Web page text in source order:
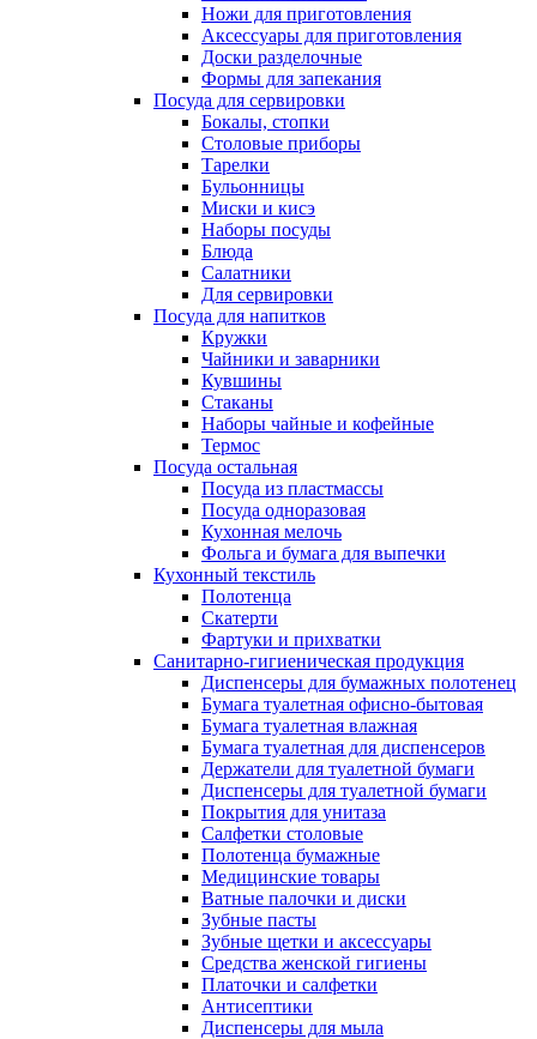
Ножи для приготовления
Аксессуары для приготовления
Доски разделочные
Формы для запекания
Посуда для сервировки
Бокалы, стопки
Столовые приборы
Тарелки
Бульонницы
Миски и кисэ
Наборы посуды
Блюда
Салатники
Для сервировки
Посуда для напитков
Кружки
Чайники и заварники
Кувшины
Стаканы
Наборы чайные и кофейные
Термос
Посуда остальная
Посуда из пластмассы
Посуда одноразовая
Кухонная мелочь
Фольга и бумага для выпечки
Кухонный текстиль
Полотенца
Скатерти
Фартуки и прихватки
Санитарно-гигиеническая продукция
Диспенсеры для бумажных полотенец
Бумага туалетная офисно-бытовая
Бумага туалетная влажная
Бумага туалетная для диспенсеров
Держатели для туалетной бумаги
Диспенсеры для туалетной бумаги
Покрытия для унитаза
Салфетки столовые
Полотенца бумажные
Медицинские товары
Ватные палочки и диски
Зубные пасты
Зубные щетки и аксессуары
Средства женской гигиены
Платочки и салфетки
Антисептики
Диспенсеры для мыла